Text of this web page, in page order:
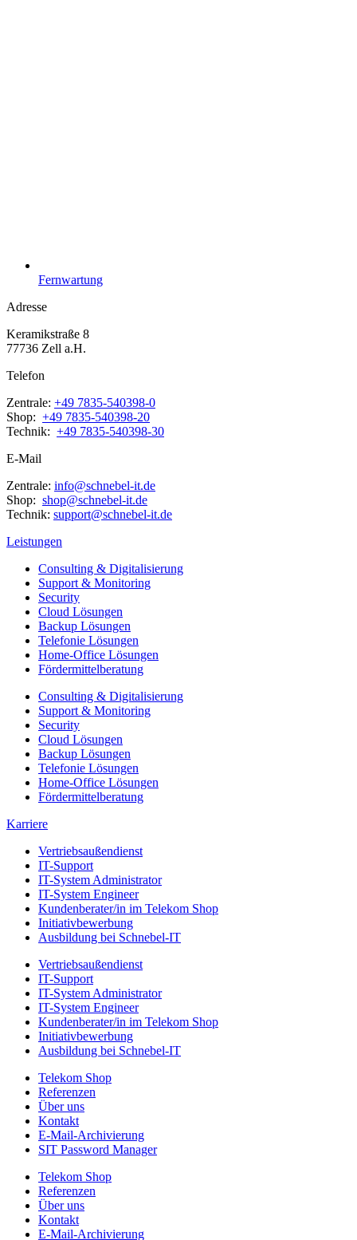
Fernwartung
Adresse
Keramikstraße 8
77736 Zell a.H.
Telefon
Zentrale: +49 7835-540398-0
Shop: +49 7835-540398-20
Technik: +49 7835-540398-30
E-Mail
Zentrale: info@schnebel-it.de
Shop: shop@schnebel-it.de
Technik: support@schnebel-it.de
Leistungen
Consulting & Digitalisierung
Support & Monitoring
Security
Cloud Lösungen
Backup Lösungen
Telefonie Lösungen
Home-Office Lösungen
Fördermittelberatung
Consulting & Digitalisierung
Support & Monitoring
Security
Cloud Lösungen
Backup Lösungen
Telefonie Lösungen
Home-Office Lösungen
Fördermittelberatung
Karriere
Vertriebsaußendienst
IT-Support
IT-System Administrator
IT-System Engineer
Kunden­berater/in im Telekom Shop
Initiativ­bewerbung
Ausbildung bei Schnebel-IT
Vertriebsaußendienst
IT-Support
IT-System Administrator
IT-System Engineer
Kunden­berater/in im Telekom Shop
Initiativ­bewerbung
Ausbildung bei Schnebel-IT
Telekom Shop
Referenzen
Über uns
Kontakt
E-Mail-Archivierung
SIT Password Manager
Telekom Shop
Referenzen
Über uns
Kontakt
E-Mail-Archivierung